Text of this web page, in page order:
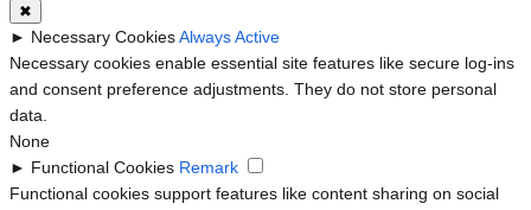
✖
► Necessary CookiesAlways Active
Necessary cookies enable essential site features like secure log-ins
and consent preference adjustments. They do not store personal
data.
None
► Functional Cookies Remark
Functional cookies support features like content sharing on social